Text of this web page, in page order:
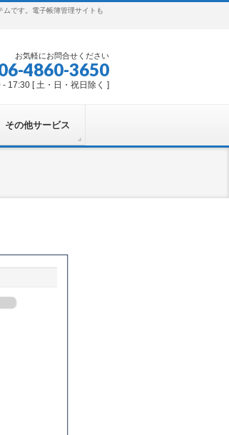
です。電子帳簿管理サイトも
お気軽にお問合せください
4860-3650
17:30 [ 土・日・祝日除く ]
その他サービス